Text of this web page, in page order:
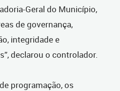
Geral do Município,
de governança,
integridade e
declarou o controlador.
programação, os